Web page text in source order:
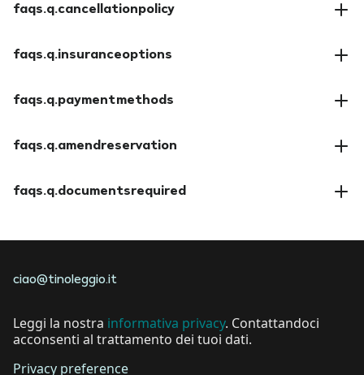
faqs.q.cancellationpolicy
faqs.q.insuranceoptions
faqs.q.paymentmethods
faqs.q.amendreservation
faqs.q.documentsrequired
ciao@tinoleggio.it
Leggi la nostra informativa privacy. Contattandoci
acconsenti al trattamento dei tuoi dati.
Privacy preference